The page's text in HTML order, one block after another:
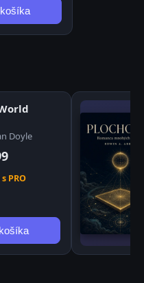
Doyle
PRO